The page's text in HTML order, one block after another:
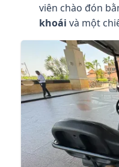
viên chào đón
khoái và một